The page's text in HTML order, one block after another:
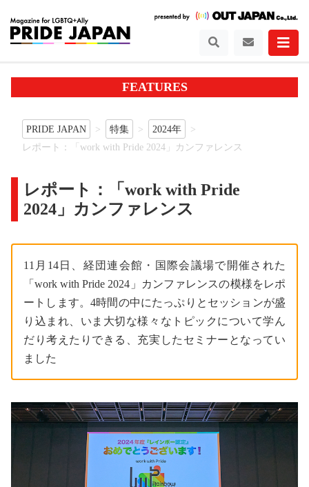
FEATURES
PRIDE JAPAN 特集
2024年
レポート：「work with Pride 2024」カンファレンス
レポート：「work with Pride
2024」カンファレンス
11月14日、経団連会館・国際会議場で開催された
「work with Pride 2024」カンファレンスの模様をレポ
ートします。4時間の中にたっぷりとセッションが盛
り込まれ、いま大切な様々なトピックについて学ん
だり考えたりできる、充実したセミナーとなってい
ました